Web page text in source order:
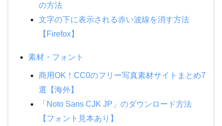
の方法
文字の下に表示される赤い波線を消す方法
【Firefox】
素材・フォント
商用OK！CC0のフリー写真素材サイトまとめ7
選【海外】
「Noto Sans CJK JP」のダウンロード方法
【フォント見本あり】